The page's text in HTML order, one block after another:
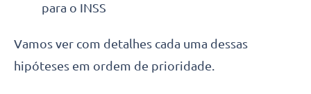
para o INSS
Vamos ver com detalhes cada uma dessas
hipóteses em ordem de prioridade.